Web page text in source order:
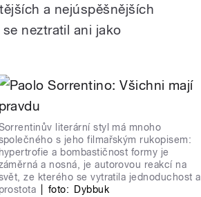
a nejúspěšnějších
neztratil ani jako
literární styl má mnoho
s jeho filmařským rukopisem:
hypertrofie a bombastičnost formy je
a nosná, je autorovou reakcí na
ze kterého se vytratila jednoduchost a
prostota
foto: Dybbuk